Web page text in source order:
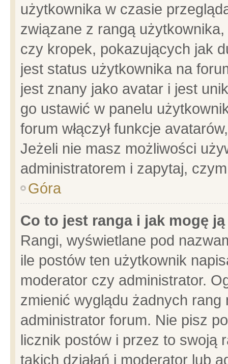
użytkownika w czasie
związane z rangą
czy kropek, pokazujących jak
jest status użytkownika na
jest znany jako avatar i jest
go ustawić w panelu
forum włączył funkcje
Jeżeli nie masz możliwości
administratorem i zapytaj,
Góra
Co to jest ranga i jak mogę
Rangi, wyświetlane pod
ile postów ten użytkownik
moderator czy administrator.
zmienić wyglądu żadnych
administrator forum. Nie pisz
licznik postów i przez to swoją
takich działań i moderator lub